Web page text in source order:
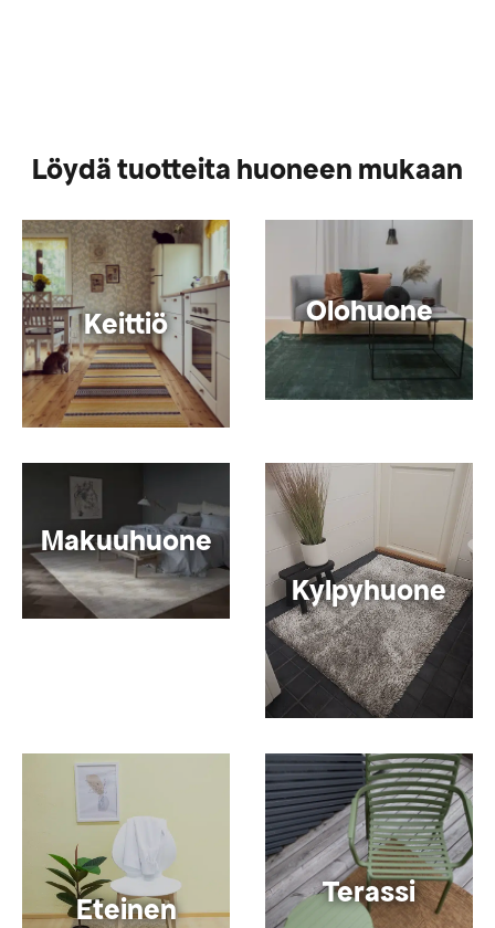
Löydä tuotteita huoneen mukaan
Keittiö Olohuone
Makuuhuone
Kylpyhuone
Eteinen Terassi